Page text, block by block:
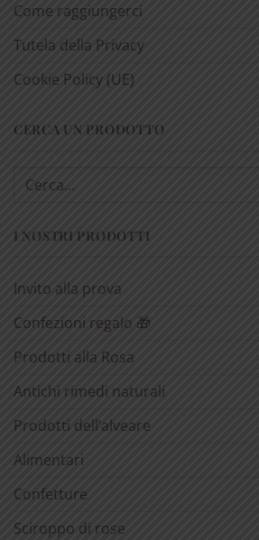
Come raggiungerci
Tutela della Privacy
Cookie Policy (UE)
CERCA UN PRODOTTO
Cerca:
I NOSTRI PRODOTTI
Invito alla prova
Confezioni regalo 🎁
Prodotti alla Rosa
Antichi rimedi naturali
Prodotti dell’alveare
Alimentari
Confetture
Sciroppo di rose